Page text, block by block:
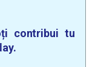
contribui tu